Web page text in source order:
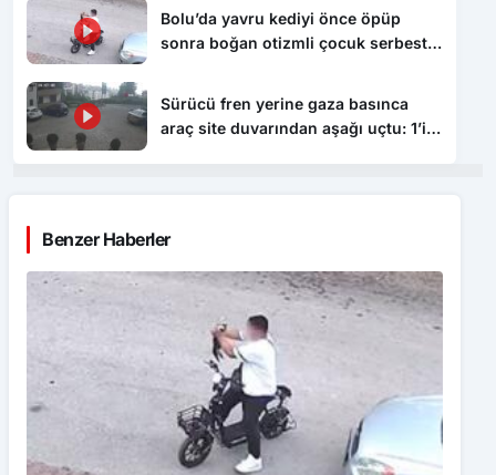
Bolu’da yavru kediyi önce öpüp
sonra boğan otizmli çocuk serbest
Sürücü fren yerine gaza basınca
araç site duvarından aşağı uçtu: 1’i
Benzer Haberler